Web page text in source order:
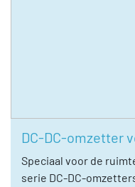
DC-DC-omzetter
Speciaal voor de
serie DC-DC-